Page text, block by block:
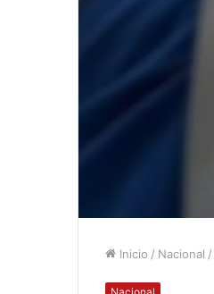
Inicio / Nacional /